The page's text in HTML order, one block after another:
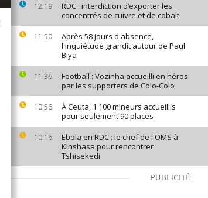
12:19
RDC : interdiction d’exporter les
concentrés de cuivre et de cobalt
11:50
Après 58 jours d'absence,
l'inquiétude grandit autour de Paul
Biya
11:36
Football : Vozinha accueilli en héros
par les supporters de Colo-Colo
10:56
À Ceuta, 1 100 mineurs accueillis
pour seulement 90 places
10:16
Ebola en RDC : le chef de l'OMS à
Kinshasa pour rencontrer
Tshisekedi
PUBLICITÉ